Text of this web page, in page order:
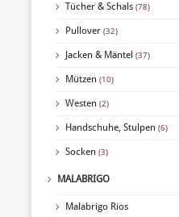
Tücher & Schals (78)
Pullover (32)
Jacken & Mäntel (37)
Mützen (10)
Westen (2)
Handschuhe, Stulpen (6)
Socken (3)
MALABRIGO
Malabrigo Rios